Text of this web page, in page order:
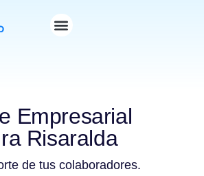
Empresarial
Risaralda
de tus colaboradores.